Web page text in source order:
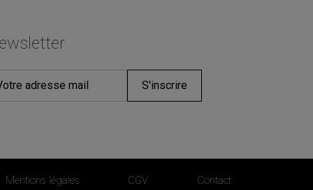
S'inscrire
Mentions légales CGV Contact